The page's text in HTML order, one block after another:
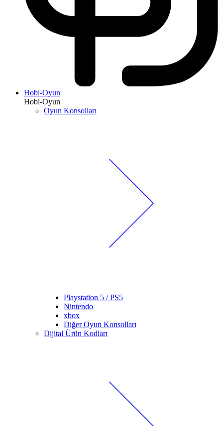
Hobi-Oyun
Hobi-Oyun
Oyun Konsolları
Playstation 5 / PS5
Nintendo
xbox
Diğer Oyun Konsolları
Dijital Ürün Kodları